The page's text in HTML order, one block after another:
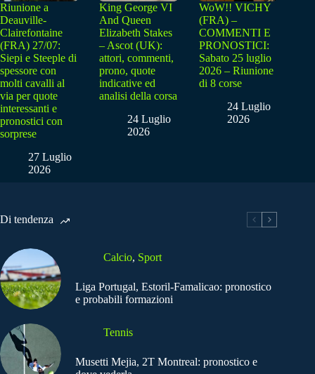
Riunione a
Deauville-
Clairefontaine
(FRA) 27/07:
Siepi e Steeple di
spessore con
molti cavalli al
via per quote
interessanti e
pronostici con
sorprese
27 Luglio
2026
King George VI
And Queen
Elizabeth Stakes
– Ascot (UK):
attori, commenti,
prono, quote
indicative ed
analisi della corsa
24 Luglio
2026
WoW!! VICHY
(FRA) –
COMMENTI E
PRONOSTICI:
Sabato 25 luglio
2026 – Riunione
di 8 corse
24 Luglio
2026
Di tendenza
Calcio, Sport
Liga Portugal, Estoril-Famalicao: pronostico
e probabili formazioni
Tennis
Musetti Mejia, 2T Montreal: pronostico e